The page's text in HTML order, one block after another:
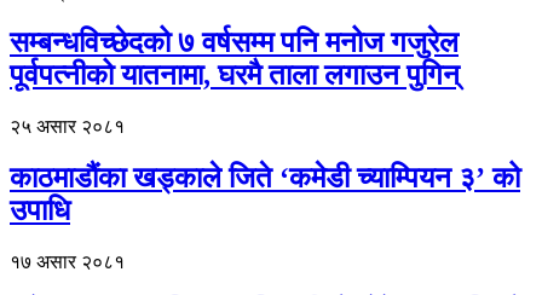
सम्बन्धविच्छेदको ७ वर्षसम्म पनि मनोज गजुरेल
पूर्वपत्नीको यातनामा, घरमै ताला लगाउन पुगिन्
२५ असार २०८१
काठमाडौंका खड्काले जिते ‘कमेडी च्याम्पियन ३’ को
उपाधि
१७ असार २०८१